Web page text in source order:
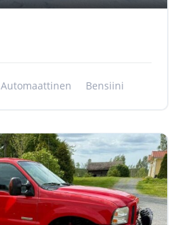
Automaattinen Bensiini